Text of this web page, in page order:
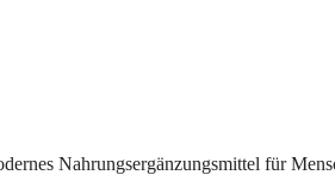
Nahrungsergänzungsmittel für